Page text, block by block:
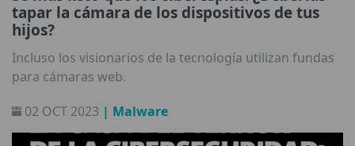
tapar la cámara de los dispositivos de tus
hijos?
Incluso los visionarios de la tecnología utilizan fundas
para cámaras web.
02 OCT 2023 | Malware